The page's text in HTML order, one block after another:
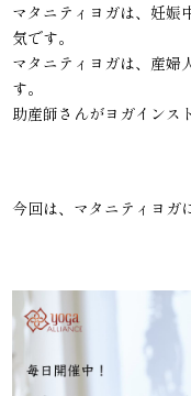
マタニティヨガは、妊娠
気です。
マタニティヨガは、産婦
す。
助産師さんがヨガインス
今回は、マタニティヨガ